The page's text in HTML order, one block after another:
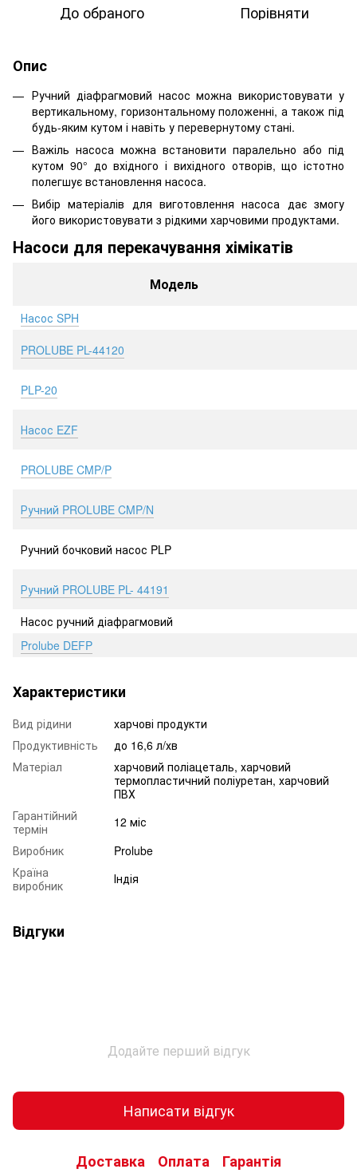
До обраного Порівняти
Опис
Ручний діафрагмовий насос можна використовувати у
вертикальному, горизонтальному положенні, а також під
будь-яким кутом і навіть у перевернутому стані.
Важіль насоса можна встановити паралельно або під
кутом 90° до вхідного і вихідного отворів, що істотно
полегшує встановлення насоса.
Вибір матеріалів для виготовлення насоса дає змогу
його використовувати з рідкими харчовими продуктами.
Насоси для перекачування хімікатів
Модель
Насос SPH
PROLUBE PL-44120
PLP-20
Насос EZF
PROLUBE ​CMP/P
Ручний PROLUBE CMP/N
Ручний бочковий насос PLP
Ручний PROLUBE PL- 44191
Насос ручний діафрагмовий
Prolube DEFP
Характеристики
Вид рідини
харчові продукти
Продуктивність
до 16,6 л/хв
Матеріал
харчовий поліацеталь, харчовий
термопластичний поліуретан, харчовий
ПВХ
Гарантійний
термін
12 міс
Виробник
Prolube
Країна
виробник
Індія
Відгуки
Додайте перший відгук
Написати відгук
Доставка Оплата Гарантія